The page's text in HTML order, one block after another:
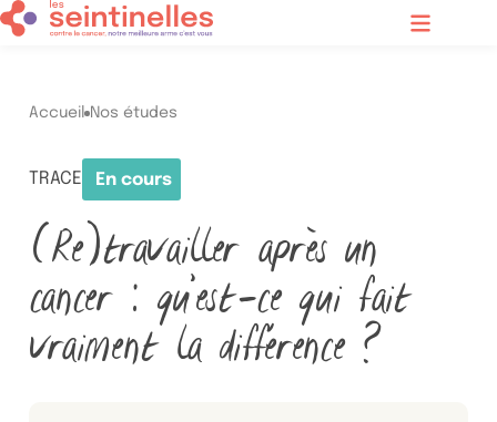
Contenu principal
Menu
Accueil Nos études
TRACE Statut
En cours
(Re)travailler après un
cancer : qu’est-ce qui fait
vraiment la différence ?